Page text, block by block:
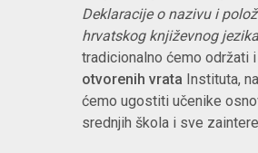
Deklaracije o nazivu i
hrvatskog književnog jezika
tradicionalno ćemo održati i
otvorenih vrata Instituta,
ćemo ugostiti učenike
srednjih škola i sve